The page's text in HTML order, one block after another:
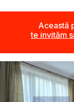
Această
te invităm